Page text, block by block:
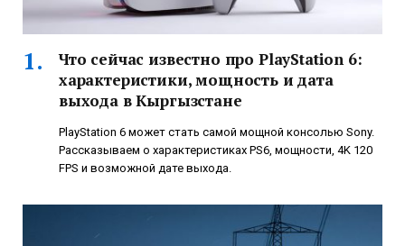
Что сейчас известно про PlayStation 6:
характеристики, мощность и дата
выхода в Кыргызстане
PlayStation 6 может стать самой мощной консолью Sony.
Рассказываем о характеристиках PS6, мощности, 4K 120
FPS и возможной дате выхода.